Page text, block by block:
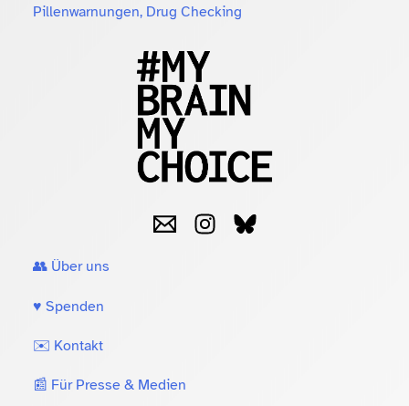
Pillenwarnungen, Drug Checking
👥 Über uns
♥️ Spenden
✉️ Kontakt
📰 Für Presse & Medien